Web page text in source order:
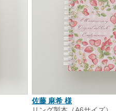
佐藤 麻希 様